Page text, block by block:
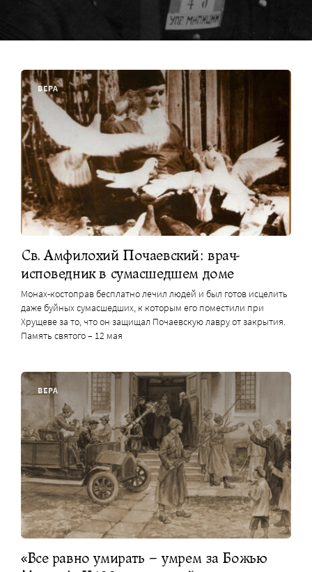
ВЕРА
Св. Амфилохий Почаевский: врач-
исповедник в сумасшедшем доме
Монах-костоправ бесплатно лечил людей и был готов исцелить
даже буйных сумасшедших, к которым его поместили при
Хрущеве за то, что он защищал Почаевскую лавру от закрытия.
Память святого – 12 мая
ВЕРА
«Все равно умирать – умрем за Божью